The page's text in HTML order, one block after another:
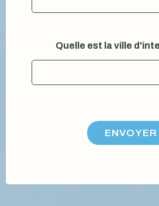
Quelle est la ville
ENVOYER